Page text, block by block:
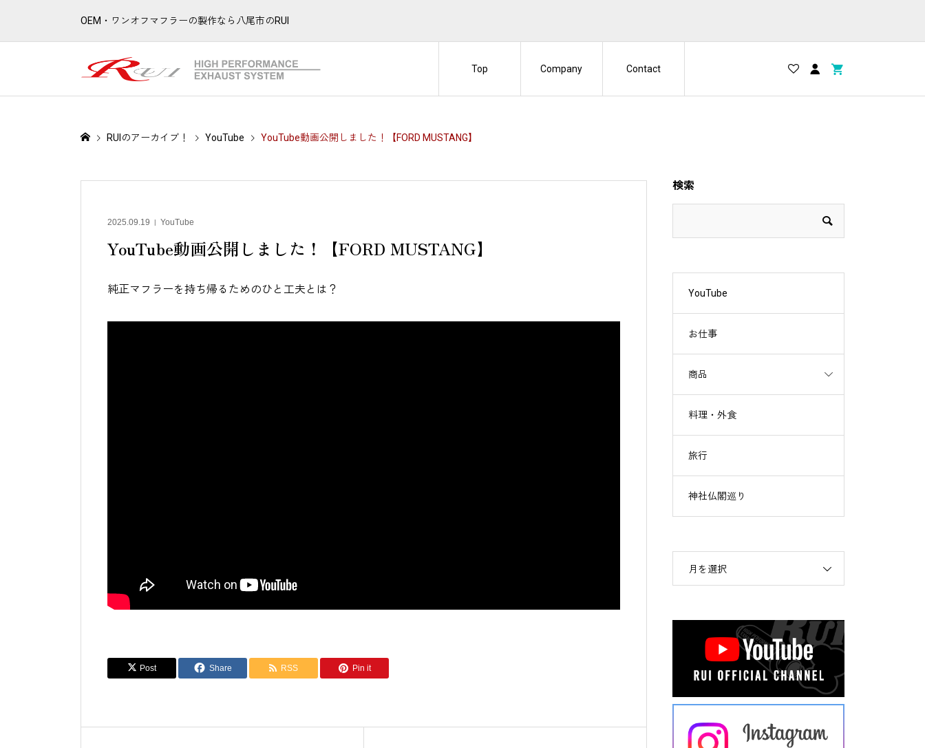
OEM・ワンオフマフラーの製作なら八尾市のRUI
Top Company Contact
RUIのアーカイブ！ YouTube YouTube動画公開しました！【FORD MUSTANG】
2025.09.19 YouTube
YouTube動画公開しました！【FORD MUSTANG】
純正マフラーを持ち帰るためのひと工夫とは？
Post Share RSS Pin it
検索
YouTube
お仕事
商品
料理・外食
旅行
神社仏閣巡り
月を選択